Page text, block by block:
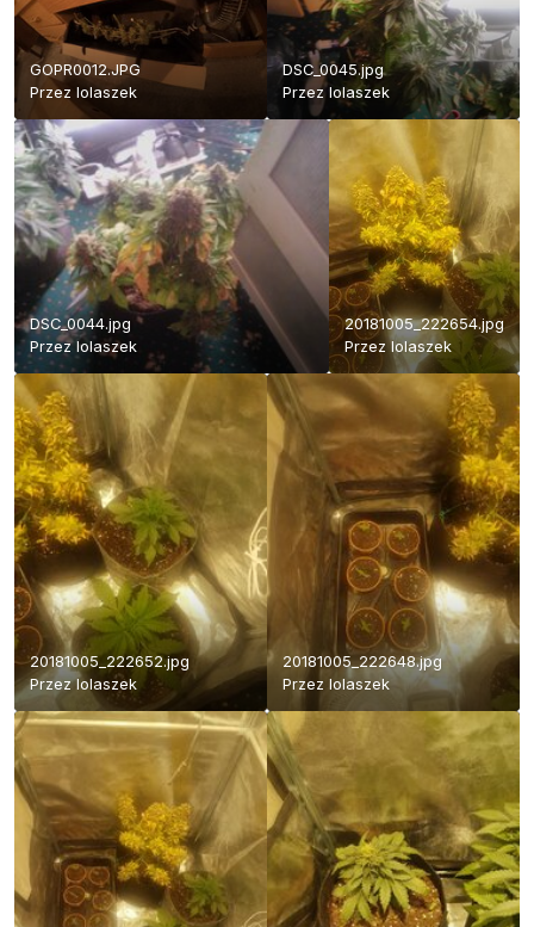
GOPR0012.JPG
Przez lolaszek
DSC_0045.jpg
Przezlolaszek
DSC_0044.jpg
Przezlolaszek
20181005_222654.jpg
Przezlolaszek
20181005_222652.jpg
Przezlolaszek
20181005_222648.jpg
Przez lolaszek